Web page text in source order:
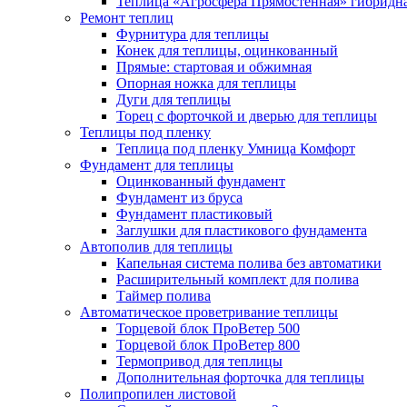
Ремонт теплиц
Фурнитура для теплицы
Конек для теплицы, оцинкованный
Прямые: стартовая и обжимная
Опорная ножка для теплицы
Дуги для теплицы
Торец с форточкой и дверью для теплицы
Теплицы под пленку
Теплица под пленку Умница Комфорт
Фундамент для теплицы
Оцинкованный фундамент
Фундамент из бруса
Фундамент пластиковый
Заглушки для пластикового фундамента
Автополив для теплицы
Капельная система полива без автоматики
Расширительный комплект для полива
Таймер полива
Автоматическое проветривание теплицы
Торцевой блок ПроВетер 500
Торцевой блок ПроВетер 800
Термопривод для теплицы
Дополнительная форточка для теплицы
Полипропилен листовой